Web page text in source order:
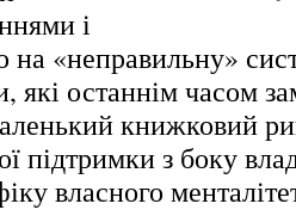
і
на «неправильну»
які останнім часом
книжковий
підтримки з боку
власного